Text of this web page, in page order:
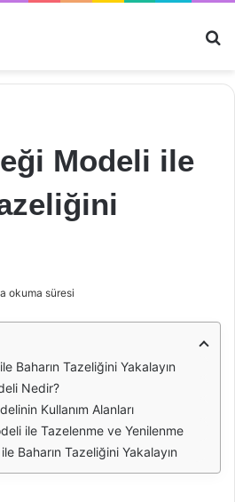
Modeli ile
okuma süresi
Baharın Tazeliğini Yakalayın
Nedir?
Kullanım Alanları
ile Tazelenme ve Yenilenme
Baharın Tazeliğini Yakalayın